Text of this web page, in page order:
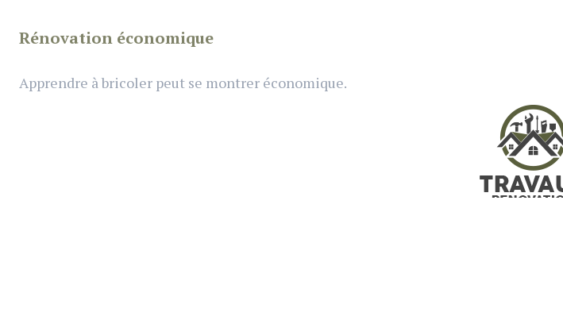
Rénovation économique
Apprendre à bricoler peut se montrer économique.